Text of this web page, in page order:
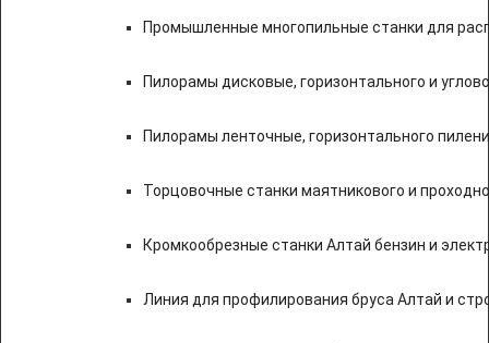
Промышленные многопильные станки для
Пилорамы дисковые, горизонтального и
Пилорамы ленточные, горизонтального
Торцовочные станки маятникового и
Кромкообрезные станки Алтай бензин и
Линия для профилирования бруса Алтай и